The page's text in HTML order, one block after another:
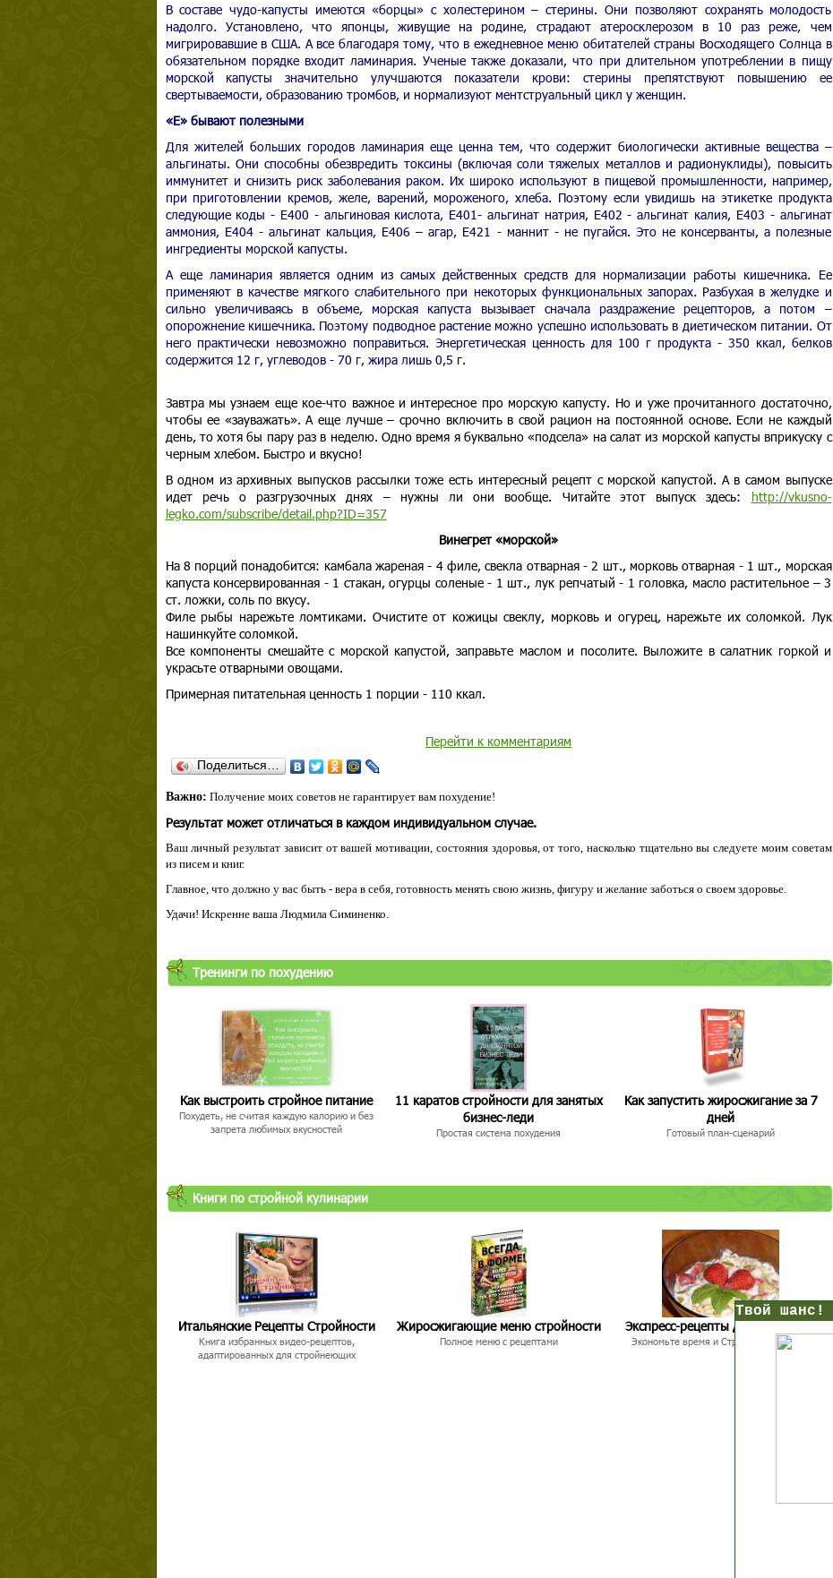
В составе чудо-капусты имеются «борцы» с холестерином – стерины. Они позволяют сохранять молодость
надолго. Установлено, что японцы, живущие на родине, страдают атеросклерозом в 10 раз реже, чем
мигрировавшие в США. А все благодаря тому, что в ежедневное меню обитателей страны Восходящего Солнца в
обязательном порядке входит ламинария. Ученые также доказали, что при длительном употреблении в пищу
морской капусты значительно улучшаются показатели крови: стерины препятствуют повышению ее
свертываемости, образованию тромбов, и нормализуют ментструальный цикл у женщин.
«Е» бывают полезными
Для жителей больших городов ламинария еще ценна тем, что содержит биологически активные вещества –
альгинаты. Они способны обезвредить токсины (включая соли тяжелых металлов и радионуклиды), повысить
иммунитет и снизить риск заболевания раком. Их широко используют в пищевой промышленности, например,
при приготовлении кремов, желе, варений, мороженого, хлеба. Поэтому если увидишь на этикетке продукта
следующие коды - Е400 - альгиновая кислота, Е401- альгинат натрия, Е402 - альгинат калия, Е403 - альгинат
аммония, Е404 - альгинат кальция, Е406 – агар, Е421 - маннит - не пугайся. Это не консерванты, а полезные
ингредиенты морской капусты.
А еще ламинария является одним из самых действенных средств для нормализации работы кишечника. Ее
применяют в качестве мягкого слабительного при некоторых функциональных запорах. Разбухая в желудке и
сильно увеличиваясь в объеме, морская капуста вызывает сначала раздражение рецепторов, а потом –
опорожнение кишечника. Поэтому подводное растение можно успешно использовать в диетическом питании. От
него практически невозможно поправиться. Энергетическая ценность для 100 г продукта - 350 ккал, белков
содержится 12 г, углеводов - 70 г, жира лишь 0,5 г.
Завтра мы узнаем еще кое-что важное и интересное про морскую капусту. Но и уже прочитанного достаточно,
чтобы ее «зауважать». А еще лучше – срочно включить в свой рацион на постоянной основе. Если не каждый
день, то хотя бы пару раз в неделю. Одно время я буквально «подсела» на салат из морской капусты вприкуску с
черным хлебом. Быстро и вкусно!
В одном из архивных выпусков рассылки тоже есть интересный рецепт с морской капустой. А в самом выпуске
идет речь о разгрузочных днях – нужны ли они вообще. Читайте этот выпуск здесь: http://vkusno-
legko.com/subscribe/detail.php?ID=357
Винегрет «морской»
На 8 порций понадобится: камбала жареная - 4 филе, свекла отварная - 2 шт., морковь отварная - 1 шт., морская
капуста консервированная - 1 стакан, огурцы соленые - 1 шт., лук репчатый - 1 головка, масло растительное – 3
ст. ложки, соль по вкусу.
Филе рыбы нарежьте ломтиками. Очистите от кожицы свеклу, морковь и огурец, нарежьте их соломкой. Лук
нашинкуйте соломкой.
Все компоненты смешайте с морской капустой, заправьте маслом и посолите. Выложите в салатник горкой и
украсьте отварными овощами.
Примерная питательная ценность 1 порции - 110 ккал.
Перейти к комментариям
Поделиться…
Важно: Получение моих советов не гарантирует вам похудение!
Результат может отличаться в каждом индивидуальном случае.
Ваш личный результат зависит от вашей мотивации, состояния здоровья, от того, насколько тщательно вы следуете моим советам
из писем и книг.
Главное, что должно у вас быть - вера в себя, готовность менять свою жизнь, фигуру и желание заботься о своем здоровье.
Удачи! Искренне ваша Людмила Симиненко.
Тренинги по похудению
Как выстроить стройное питание
Похудеть, не считая каждую калорию и без
запрета любимых вкусностей
11 каратов стройности для занятых
бизнес-леди
Простая система похудения
Как запустить жиросжигание за 7
дней
Готовый план-сценарий
Книги по стройной кулинарии
Итальянские Рецепты Стройности
Книга избранных видео-рецептов,
адаптированных для стройнеющих
Жиросжигающие меню стройности
Полное меню с рецептами
Экспресс-рецепты для худеющих
Экономьте время и Стройнейте Вкусно!